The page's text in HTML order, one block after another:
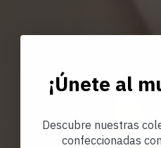
¡Únete al
Descubre nuestras
confeccionadas